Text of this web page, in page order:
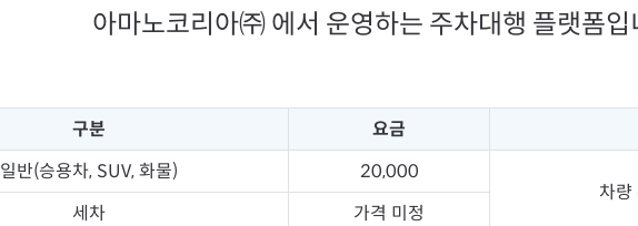
아마노코리아㈜ 에서 운영하는 주차대행 플랫폼입
구분
요금
일반(승용차, SUV, 화물)
20,000
차량
세차
가격 미정